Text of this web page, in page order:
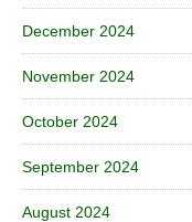
December 2024
November 2024
October 2024
September 2024
August 2024